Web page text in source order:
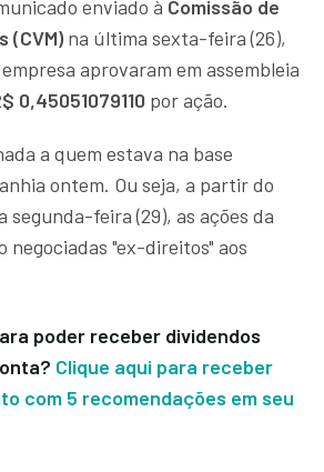
enviado à Comissão de
(CVM) na última sexta-feira (26),
aprovaram em assembleia
0,45051079110 por ação.
a quem estava na base
ontem. Ou seja, a partir do
segunda-feira (29), as ações da
negociadas "ex-direitos" aos
poder receber dividendos
Clique aqui para receber
com 5 recomendações em seu